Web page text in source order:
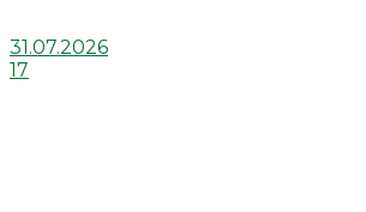
31.07.2026
17